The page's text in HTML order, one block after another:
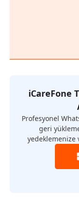
iCareFone
Profesyonel
geri
yedeklemenize